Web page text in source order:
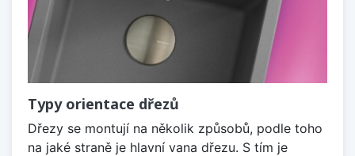
Typy orientace dřezů
Dřezy se montují na několik způsobů, podle toho
na jaké straně je hlavní vana dřezu. S tím je